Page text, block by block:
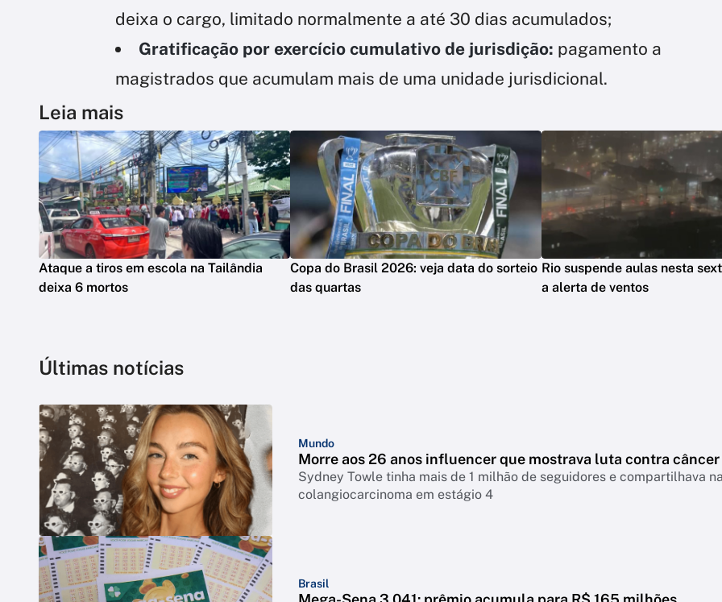
deixa o cargo, limitado normalmente a até 30 dias acumulados;
Gratificação por exercício cumulativo de jurisdição: pagamento a
magistrados que acumulam mais de uma unidade jurisdicional.
Leia mais
Ataque a tiros em escola na Tailândia
deixa 6 mortos
Copa do Brasil 2026: veja data do sorteio
das quartas
Rio suspende aulas nesta
a alerta de ventos
Últimas notícias
Mundo
Morre aos 26 anos influencer que mostrava luta contra câncer
Sydney Towle tinha mais de 1 milhão de seguidores e compartilhava
colangiocarcinoma em estágio 4
Brasil